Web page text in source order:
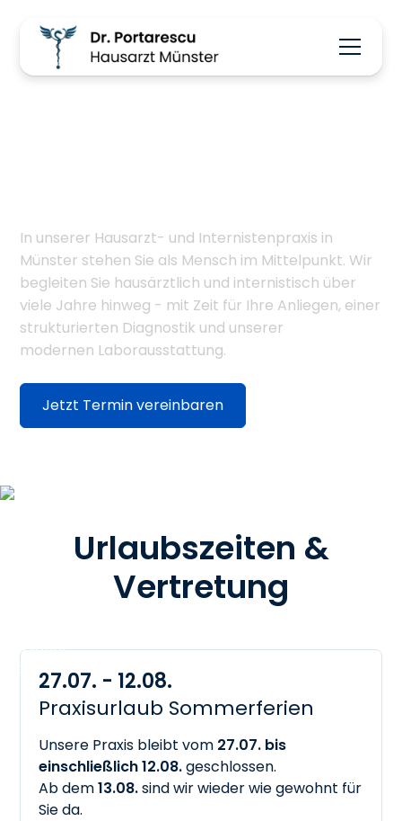
Ihre Hausärztin &
In unserer Hausarzt- und Internistenpraxis in
Münster stehen Sie als Mensch im Mittelpunkt. Wir
begleiten Sie hausärztlich und internistisch über
viele Jahre hinweg - mit Zeit für Ihre Anliegen, einer
strukturierten Diagnostik und unserer
modernen Laborausstattung.
Jetzt Termin vereinbaren
Urlaubszeiten &
Vertretung
27.07. - 12.08.
Praxisurlaub Sommerferien
Unsere Praxis bleibt vom 27.07. bis
einschließlich 12.08.geschlossen.
Ab dem13.08.sind wir wieder wie gewohnt für
Sie da.